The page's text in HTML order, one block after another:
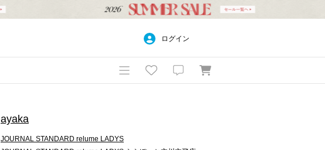
ログイン
ayaka
JOURNAL STANDARD relume LADYS